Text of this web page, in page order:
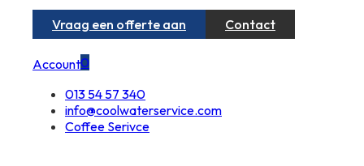
Vraag een offerte aan Contact
Account0
013 54 57 340
info@coolwaterservice.com
Coffee Serivce